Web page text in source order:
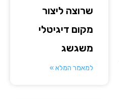
שרוצה ליצור
מקום דיגיטלי
משגשג
למאמר המלא »